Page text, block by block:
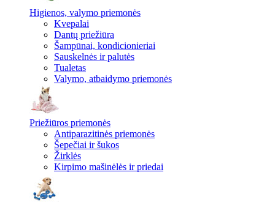
Higienos, valymo priemonės
Kvepalai
Dantų priežiūra
Šampūnai, kondicionieriai
Sauskelnės ir palutės
Tualetas
Valymo, atbaidymo priemonės
Priežiūros priemonės
Antiparazitinės priemonės
Šepečiai ir šukos
Žirklės
Kirpimo mašinėlės ir priedai